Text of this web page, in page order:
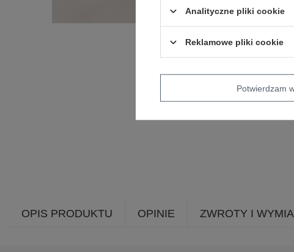
OPIS PRODUKTU OPINIE ZWROTY I
Analityczne pliki cookie
Reklamowe pliki cookie
Potwierdzam